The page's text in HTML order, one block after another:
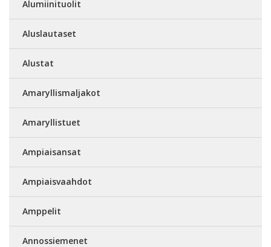
Alumiinituolit
Aluslautaset
Alustat
Amaryllismaljakot
Amaryllistuet
Ampiaisansat
Ampiaisvaahdot
Amppelit
Annossiemenet